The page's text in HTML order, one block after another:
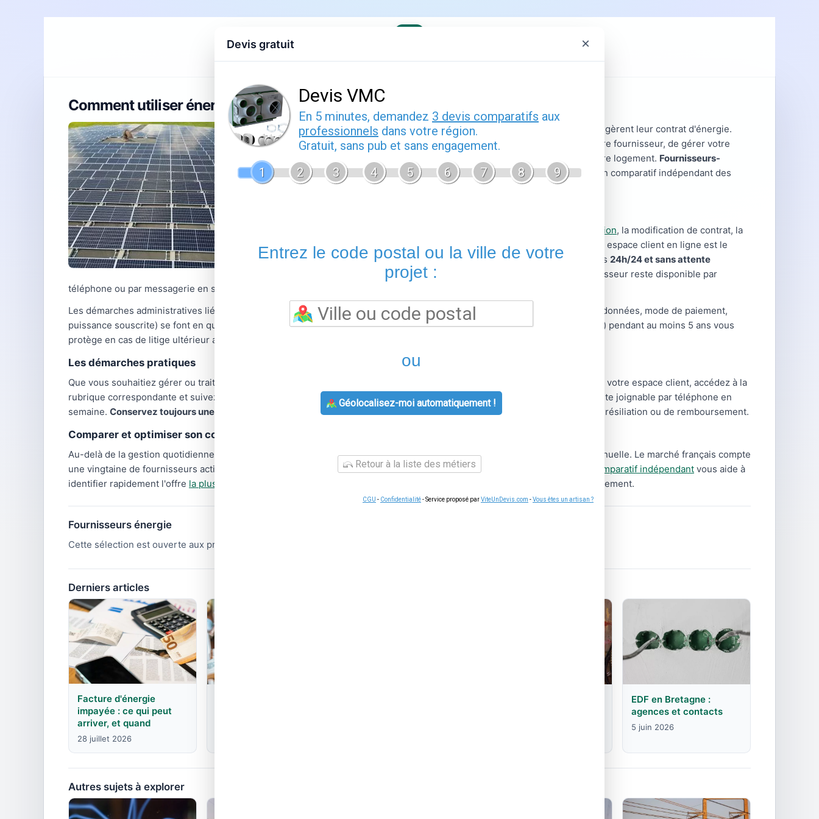
Accueil Devis gratuit Contact EDF Engie Fournisseurs Demenagement GRDF
Comment utiliser énergie : guide pratique
Énergieest un sujet que de nombreux foyers français rencontrent lorsqu'ils gèrent leur contrat d'énergie.
Bien comprendre cette thématique vous permet de mieux interagir avec votre fournisseur, de gérer votre
contrat sereinement et d'anticiper les démarches administratives liées à votre logement. Fournisseurs-
Énergie.fr
vous accompagne à chaque étape avec des guides pratiques et un comparatif indépendant des
offres disponibles sur le marché français.
concernent souvent la souscription, la modification de contrat, la
gestion
des factures ou le changement
de situation. Dans tous les cas, votre espace client en ligne est le
premier outil à consulter : il concentre l'essentiel des démarches disponibles 24h/24 et sans attente
. En cas de question complexe, le service client de votre fournisseur reste disponible par
téléphone ou par messagerie en semaine.
Les démarches administratives liées à l'énergie sont souvent plus simples qu'il n'y paraît. La plupart des changements (coordonnées, mode de paiement,
puissance souscrite) se font en quelques clics depuis l'espace client.Conserver vos documents(factures, contrats, relevés) pendant au moins 5 ans vous
protège en cas de litige ultérieur avec votre fournisseur.
Les démarches pratiques
Que vous souhaitiez gérer ou traiter une demande liée à
, voici les étapes habituelles : connectez-vous à votre espace client, accédez à la
rubrique correspondante et suivez les instructions. Pour les demandes complexes, le service client de votre fournisseur reste joignable par téléphone en
semaine. Conservez toujours une trace écrite de vos échanges en cas de litige ultérieur, notamment pour les demandes de résiliation ou de remboursement.
Comparer et optimiser son contrat d'énergie
Au-delà de la gestion quotidienne, comparer les offres d'énergiereste le moyen le plus efficace de réduire votre facture annuelle. Le marché français compte
une vingtaine de fournisseurs actifs, avec des écarts tarifaires pouvant atteindre 15 % sur une consommation type.
Notre comparatif indépendant vous aide à
identifier rapidement l'offre la plus avantageuse pour votre profil de consommation, sans engagement et sans frais de changement.
Fournisseurs énergie
Cette sélection est ouverte aux professionnels du domaine.
Derniers articles
Facture d'énergie
impayée : ce qui peut
arriver, et quand
28 juillet 2026
EDF en Bretagne :
agences et contacts
5 juin 2026
Autres sujets à explorer
Devis gratuit ×